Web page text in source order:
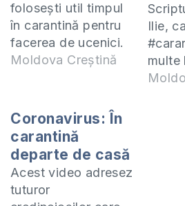
folosești util timpul
în carantină pentru
facerea de ucenici.
Lecția despre
ie-Coronavirus RU -
https://ro.scribd.com/
Урок-коронавирус
ENG -
https://ro.scribd.com/
Lesson Devino
Moldova Creștină
Ilie,
multe
Coronavirus: În
carantină
departe de casă
Acest video adresez
tuturor